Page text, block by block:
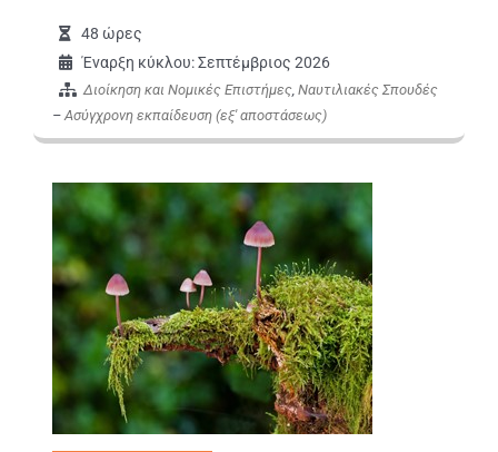
48 ώρες
Έναρξη κύκλου: Σεπτέμβριος 2026
Διοίκηση και Νομικές Επιστήμες,Ναυτιλιακές Σπουδές
–Ασύγχρονη εκπαίδευση (εξ' αποστάσεως)